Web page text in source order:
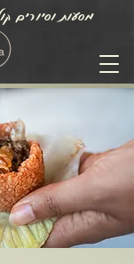
מסעות וסיורים